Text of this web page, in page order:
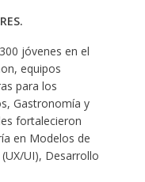
jóvenes en el
equipos
para los
Gastronomía y
fortalecieron
en Modelos de
UI), Desarrollo